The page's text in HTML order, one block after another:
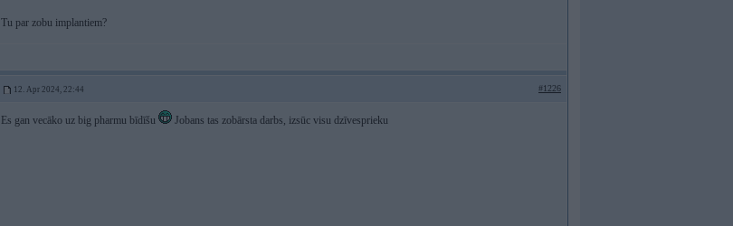
Tu par zobu implantiem?
12. Apr 2024, 22:44 #1226
Es gan vecāko uz big pharmu bīdīšu Jobans tas zobārsta darbs, izsūc visu dzīvesprieku